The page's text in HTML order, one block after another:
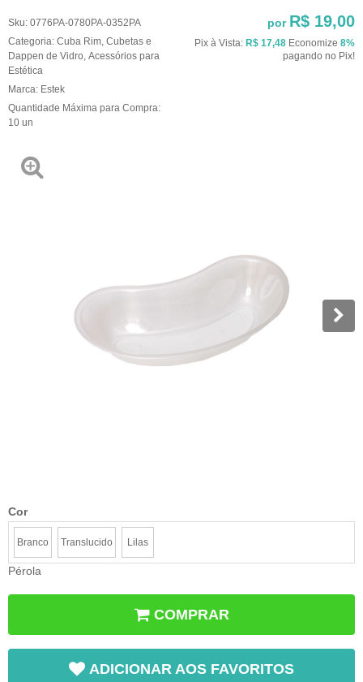
Sku: 0776PA-0780PA-0352PA
Categoria: Cuba Rim, Cubetas e
Dappen de Vidro Acessórios para
Estética
Marca: Estek
Quantidade Máxima para Compra:
10 un
por R$ 19,00
Pix à Vista: R$ 17,48 Economize 8%
pagando no Pix!
Cor
Branco Translucido Lilas
Pérola
COMPRAR
ADICIONAR AOS FAVORITOS